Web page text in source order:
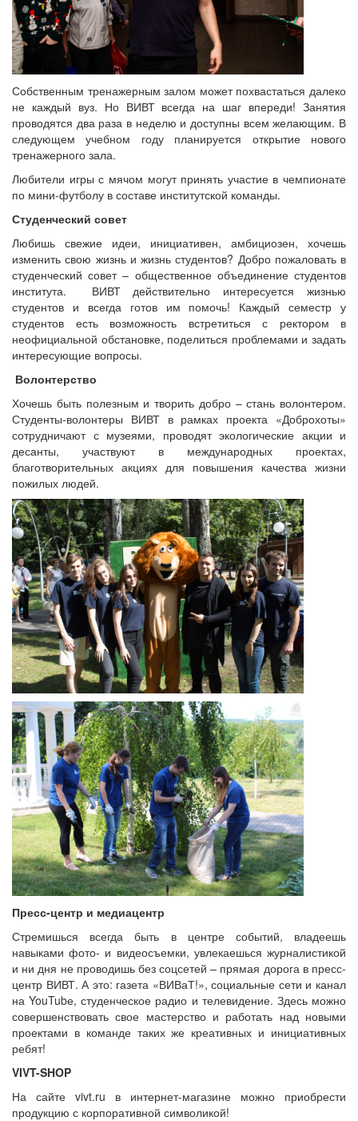
Собственным тренажерным залом может похвастаться далеко
не каждый вуз. Но ВИВТ всегда на шаг впереди! Занятия
проводятся два раза в неделю и доступны всем желающим. В
следующем учебном году планируется открытие нового
тренажерного зала.
Любители игры с мячом могут принять участие в чемпионате
по мини-футболу в составе институтской команды.
Студенческий совет
Любишь свежие идеи, инициативен, амбициозен, хочешь
изменить свою жизнь и жизнь студентов? Добро пожаловать в
студенческий совет – общественное объединение студентов
института. ВИВТ действительно интересуется жизнью
студентов и всегда готов им помочь! Каждый семестр у
студентов есть возможность встретиться с ректором в
неофициальной обстановке, поделиться проблемами и задать
интересующие вопросы.
Волонтерство
Хочешь быть полезным и творить добро – стань волонтером.
Студенты-волонтеры ВИВТ в рамках проекта «Доброхоты»
сотрудничают с музеями, проводят экологические акции и
десанты, участвуют в международных проектах,
благотворительных акциях для повышения качества жизни
пожилых людей.
Пресс-центр и медиацентр
Стремишься всегда быть в центре событий, владеешь
навыками фото- и видеосъемки, увлекаешься журналистикой
и ни дня не проводишь без соцсетей – прямая дорога в пресс-
центр ВИВТ. А это: газета «ВИВаТ!», социальные сети и канал
на YouTubе, студенческое радио и телевидение. Здесь можно
совершенствовать свое мастерство и работать над новыми
проектами в команде таких же креативных и инициативных
ребят!
VIVT-SHOP
На сайте vivt.ru в интернет-магазине можно приобрести
продукцию с корпоративной символикой!